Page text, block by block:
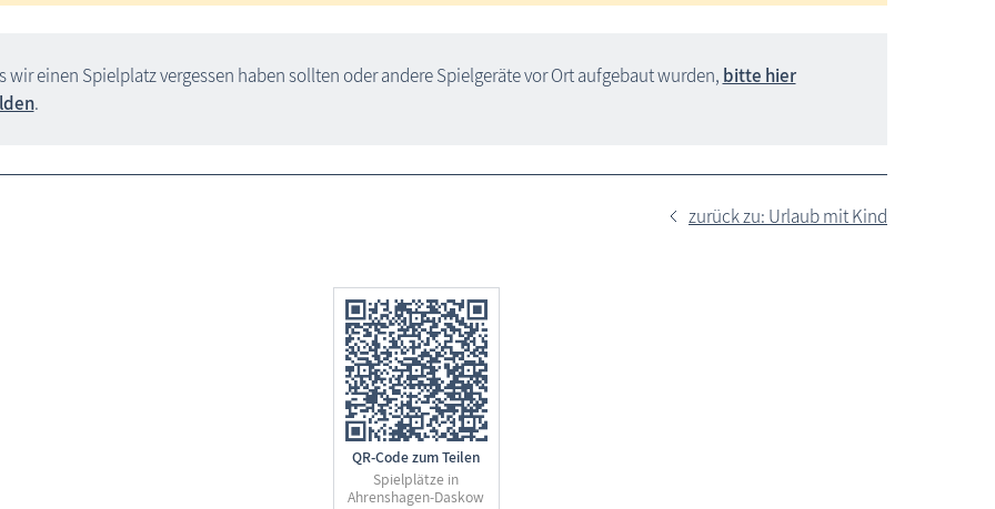
wir einen Spielplatz vergessen haben sollten oder andere Spielgeräte vor Ort aufgebaut wurden, bitte hier
.
zurück zu: Urlaub mit Kind
QR-Code zum Teilen
Spielplätze in
Ahrenshagen-Daskow